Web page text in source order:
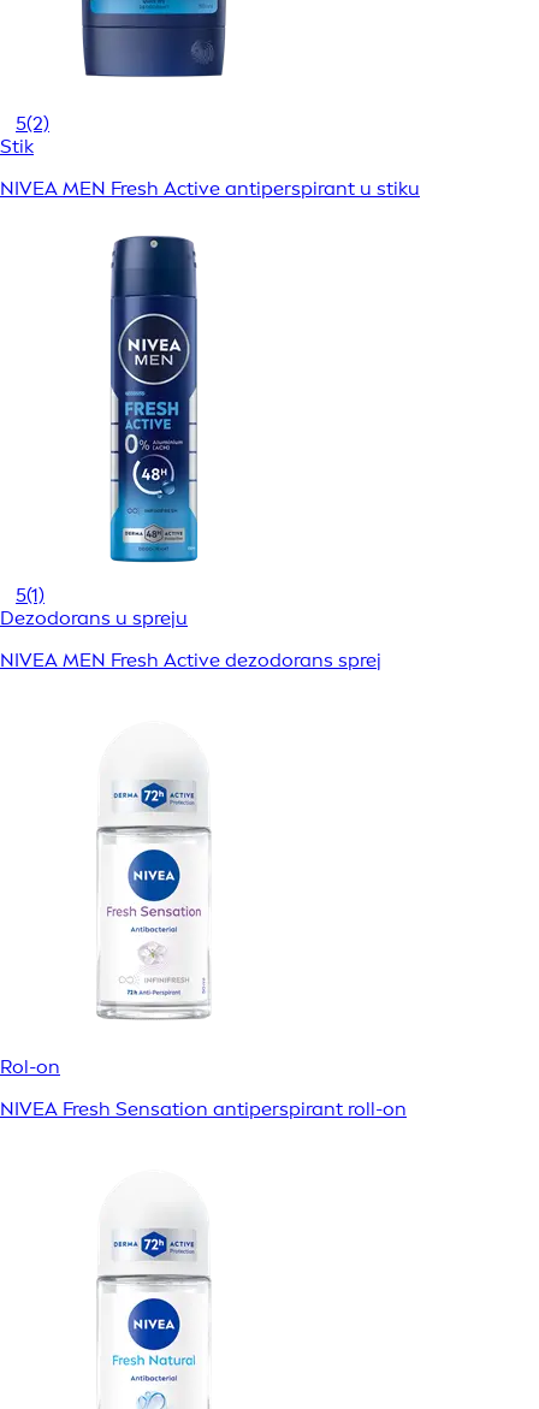
5(2)
Stik
NIVEA MEN Fresh Active antiperspirant u stiku
5(1)
Dezodorans u spreju
NIVEA MEN Fresh Active dezodorans sprej
Rol-on
NIVEA Fresh Sensation antiperspirant roll-on